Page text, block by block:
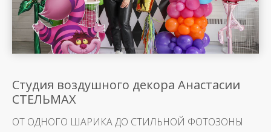
Студия воздушного декора Анастасии
СТЕЛЬМАХ
ОТ ОДНОГО ШАРИКА ДО СТИЛЬНОЙ ФОТОЗОНЫ